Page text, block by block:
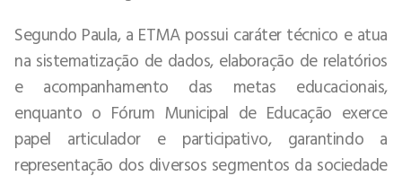
Segundo Paula, a ETMA possui caráter técnico e atua
na sistematização de dados, elaboração de relatórios
e acompanhamento das metas educacionais,
enquanto o Fórum Municipal de Educação exerce
papel articulador e participativo, garantindo a
representação dos diversos segmentos da sociedade